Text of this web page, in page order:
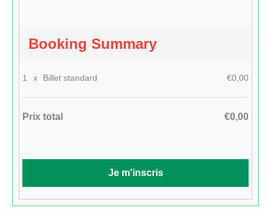
Booking Summary
1 x Billet standard €0,00
Prix total €0,00